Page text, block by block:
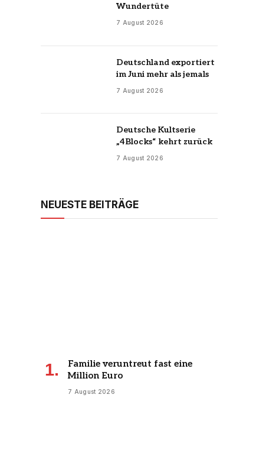
Wundertüte
7 August 2026
Deutschland exportiert
im Juni mehr als jemals
7 August 2026
Deutsche Kultserie
„4Blocks“ kehrt zurück
7 August 2026
NEUESTE BEITRÄGE
Familie veruntreut fast eine
Million Euro
7 August 2026